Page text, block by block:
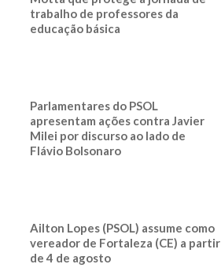
trabalho de professores da
educação básica
Parlamentares do PSOL
apresentam ações contra Javier
Milei por discurso ao lado de
Flávio Bolsonaro
Ailton Lopes (PSOL) assume como
vereador de Fortaleza (CE) a partir
de 4 de agosto